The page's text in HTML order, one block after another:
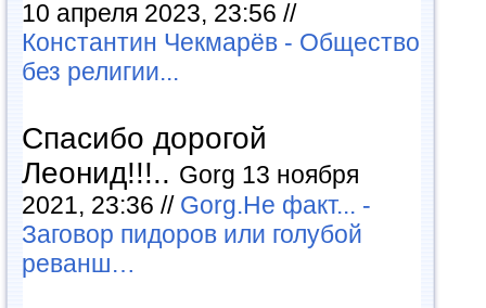
10 апреля 2023, 23:56 //
Константин Чекмарёв - Общество
без религии...
Спасибо дорогой
Леонид!!!.. Gorg 13 ноября
2021, 23:36 // Gorg.Не факт... -
Заговор пидоров или голубой
реванш…